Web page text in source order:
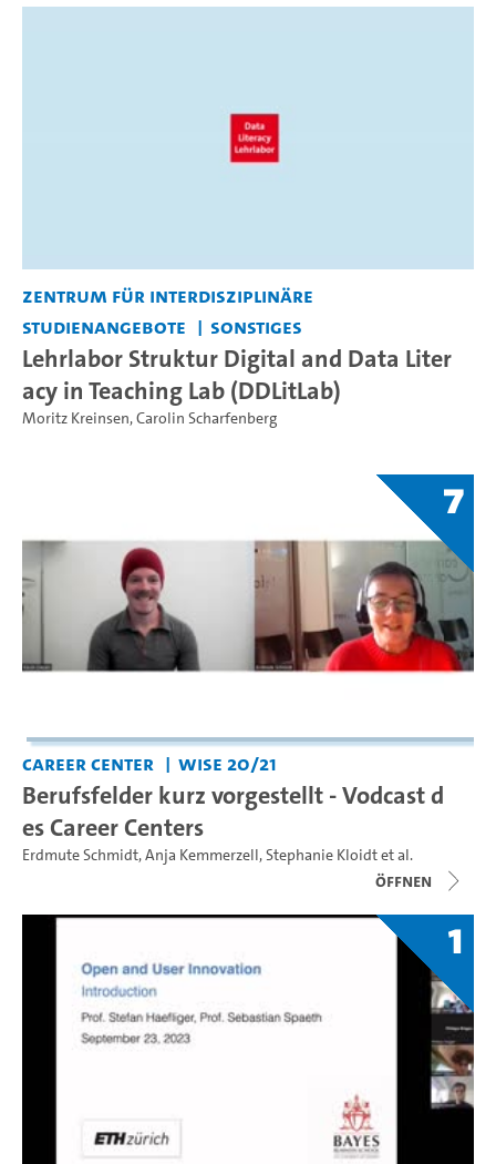
Zentrum für interdisziplinäre
Studienangebote
Sonstiges
Lehrlabor Struktur Digital and Data Liter
acy in Teaching Lab (DDLitLab)
Moritz Kreinsen,Carolin Scharfenberg
7
Career Center WiSe 20/21
Berufsfelder kurz vorgestellt - Vodcast d
es Career Centers
Erdmute Schmidt,Anja Kemmerzell,Stephanie Kloidtet al.
Öffnen
1